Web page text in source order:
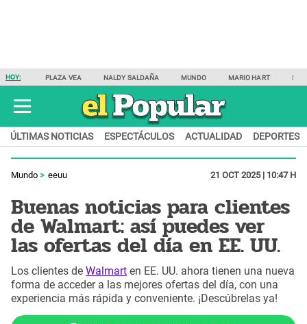
HOY: PLAZA VEA NALDY SALDAÑA MUNDO MARIO HART
ÚLTIMAS NOTICIAS ESPECTÁCULOS ACTUALIDAD DEPORTES
Mundo eeuu 21 OCT 2025 | 10:47 H
Buenas noticias para clientes
de Walmart: así puedes ver
las ofertas del día en EE. UU.
Los clientes de Walmart en EE. UU. ahora tienen una nueva
forma de acceder a las mejores ofertas del día, con una
experiencia más rápida y conveniente. ¡Descúbrelas ya!